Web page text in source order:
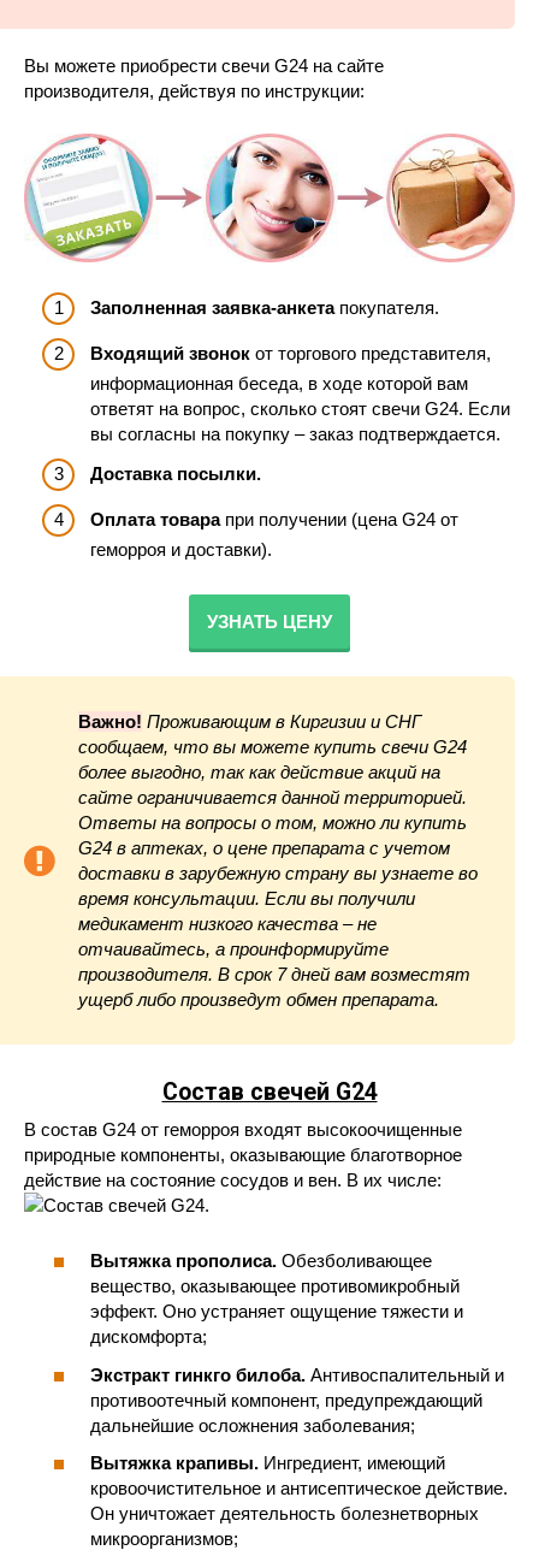
Вы можете приобрести свечи G24 на сайте
производителя, действуя по инструкции:
Заполненная заявка-анкетапокупателя.
Входящий звонок от торгового представителя,
информационная беседа, в ходе которой вам
ответят на вопрос, сколько стоят свечи G24. Если
вы согласны на покупку – заказ подтверждается.
Доставка посылки.
Оплата товара при получении (цена G24 от
геморроя и доставки).
УЗНАТЬ ЦЕНУ
Важно! Проживающим в Киргизии и СНГ
сообщаем, что вы можете купить свечи G24
более выгодно, так как действие акций на
сайте ограничивается данной территорией.
Ответы на вопросы о том, можно ли купить
G24 в аптеках, о цене препарата с учетом
доставки в зарубежную страну вы узнаете во
время консультации. Если вы получили
медикамент низкого качества – не
отчаивайтесь, а проинформируйте
производителя. В срок 7 дней вам возместят
ущерб либо произведут обмен препарата.
Состав свечей G24
В состав G24 от геморроя входят высокоочищенные
природные компоненты, оказывающие благотворное
действие на состояние сосудов и вен. В их числе:
Вытяжка прополиса. Обезболивающее
вещество, оказывающее противомикробный
эффект. Оно устраняет ощущение тяжести и
дискомфорта;
Экстракт гинкго билоба. Антивоспалительный и
противоотечный компонент, предупреждающий
дальнейшие осложнения заболевания;
Вытяжка крапивы. Ингредиент, имеющий
кровоочистительное и антисептическое действие.
Он уничтожает деятельность болезнетворных
микроорганизмов;